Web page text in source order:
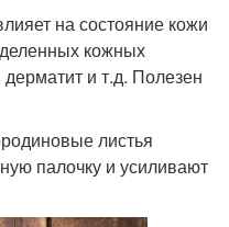
на состояние кожи
кожных
дерматит и т.д. Полезен
листья
палочку и усиливают